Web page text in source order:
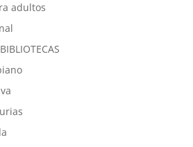
adultos